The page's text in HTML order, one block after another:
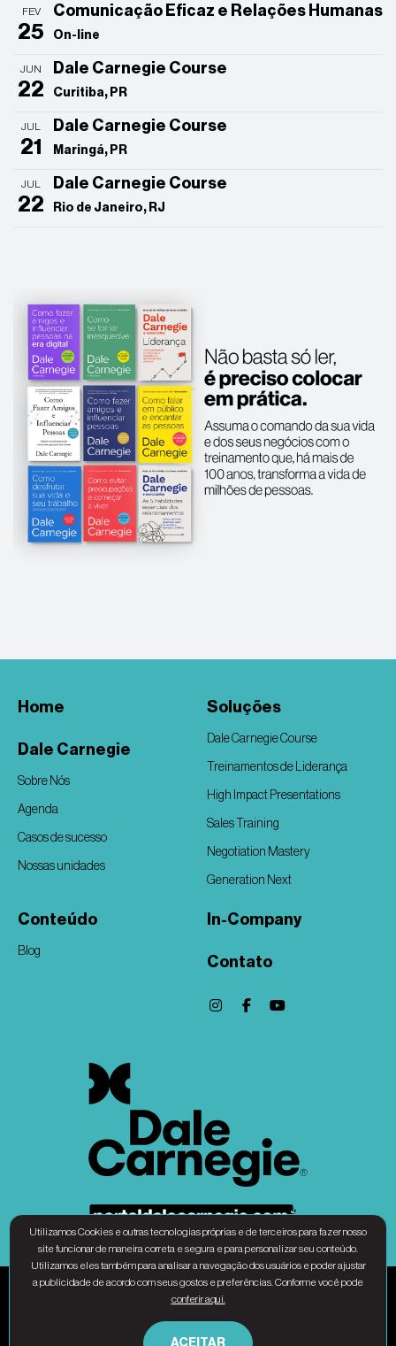
FEV
25
Comunicação Eficaz e Relações Humanas
On-line
JUN
22
Dale Carnegie Course
Curitiba, PR
JUL
21
Dale Carnegie Course
Maringá, PR
JUL
22
Dale Carnegie Course
Rio de Janeiro, RJ
Home
Dale Carnegie
Sobre Nós
Agenda
Casos de sucesso
Nossas unidades
Soluções
Dale Carnegie Course
Treinamentos de Liderança
High Impact Presentations
Sales Training
Negotiation Mastery
Generation Next
Conteúdo
Blog
In-Company
Contato
Associação Dale Carnegie Brasil - CNPJ 31.010.677/0001-34 © Copyright 2025 – Todos
os direitos Reservados |Política de privacidade
Utilizamos Cookies e outras tecnologias próprias e de terceiros para fazer nosso
site funcionar de maneira correta e segura e para personalizar seu conteúdo.
Utilizamos eles também para analisar a navegação dos usuários e poder ajustar
a publicidade de acordo com seus gostos e preferências. Conforme você pode
conferir aqui.
ACEITAR